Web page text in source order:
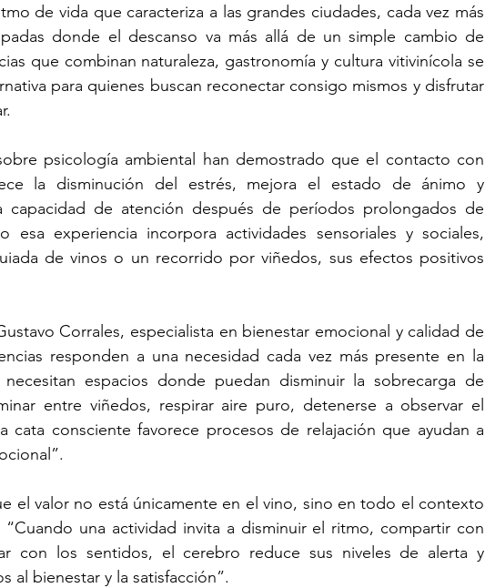
de vida que caracteriza a las grandes ciudades, cada vez más
donde el descanso va más allá de un simple cambio de
que combinan naturaleza, gastronomía y cultura vitivinícola se
para quienes buscan reconectar consigo mismos y disfrutar
psicología ambiental han demostrado que el contacto con
la disminución del estrés, mejora el estado de ánimo y
capacidad de atención después de períodos prolongados de
esa experiencia incorpora actividades sensoriales y sociales,
de vinos o un recorrido por viñedos, sus efectos positivos
Corrales, especialista en bienestar emocional y calidad de
responden a una necesidad cada vez más presente en la
necesitan espacios donde puedan disminuir la sobrecarga de
entre viñedos, respirar aire puro, detenerse a observar el
cata consciente favorece procesos de relajación que ayudan a
el valor no está únicamente en el vino, sino en todo el contexto
una actividad invita a disminuir el ritmo, compartir con
con los sentidos, el cerebro reduce sus niveles de alerta y
al bienestar y la satisfacción”.